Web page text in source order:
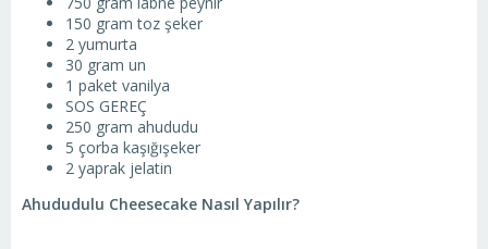
150 gram toz şeker
2 yumurta
30 gram un
1 paket vanilya
SOS GEREÇ
250 gram ahududu
5 çorba kaşığışeker
2 yaprak jelatin
Ahududulu Cheesecake Nasıl Yapılır?